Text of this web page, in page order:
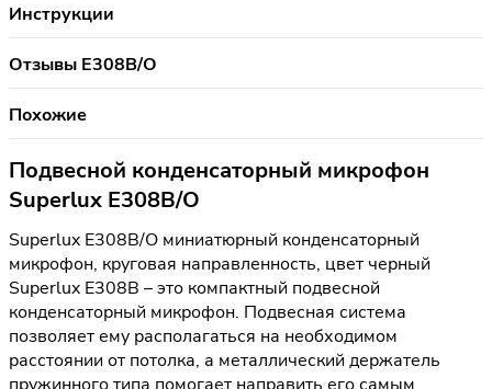
Инструкции
Отзывы E308B/O
Похожие
Подвесной конденсаторный микрофон
Superlux E308B/O
Superlux E308B/O миниатюрный конденсаторный
микрофон, круговая направленность, цвет черный
Superlux E308B – это компактный подвесной
конденсаторный микрофон. Подвесная система
позволяет ему располагаться на необходимом
расстоянии от потолка, а металлический держатель